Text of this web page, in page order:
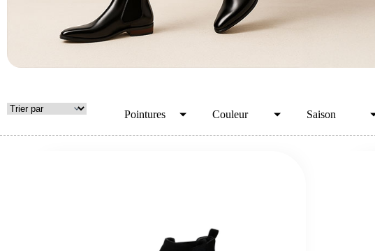
Pointures Couleur Saison